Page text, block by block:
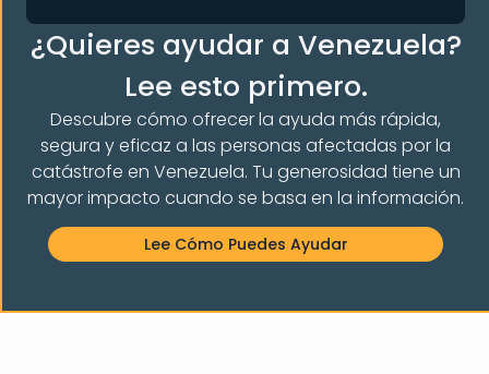
Notificación de no afiliación:Ayuda a Venezolanos e
Inmigrantes, Inc.
no está afiliada, asociada, respaldada,
patrocinada ni conectada oficialmente con grupos,
organizaciones o partidos políticos concretos, ni con
ninguna de sus filiales o afiliados. Venezolanos e
Inmigrantes
Aid, Inc. es una organización independiente
sin ánimo de lucro que ayuda a inmigrantes forzosos y
¿Quieres ayudar a Venezuela?
Lee esto primero.
Descubre cómo ofrecer la ayuda más rápida,
segura y eficaz a las personas afectadas por la
catástrofe en Venezuela. Tu generosidad tiene un
mayor impacto cuando se basa en la información.
Lee Cómo Puedes Ayudar